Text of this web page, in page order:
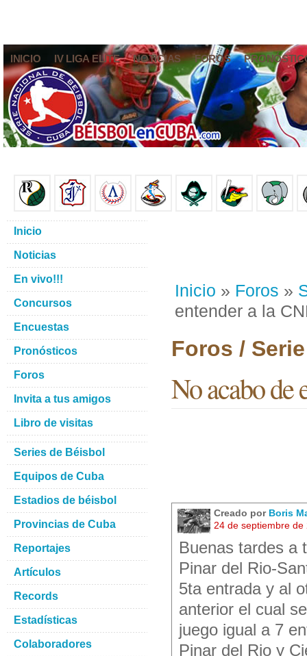
INICIO IV LIGA ELITE NOTICIAS FOROS
Inicio » Foros »
entender a la
Foros /
No acabo de
Creado por Boris
24 de septiembre
Buenas tardes a
Pinar del Rio-
5ta entrada y al
anterior el cual
juego igual a 7
Pinar del Rio y
Inicio
Noticias
En vivo!!!
Concursos
Encuestas
Pronósticos
Foros
Invita a tus amigos
Libro de visitas
Series de Béisbol
Equipos de Cuba
Estadios de béisbol
Provincias de Cuba
Reportajes
Artículos
Records
Estadísticas
Colaboradores